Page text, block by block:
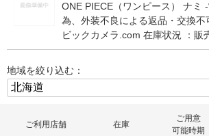
ONE PIECE（ワンピース） ナミ
為、外装不良による返品・交換不
ビックカメラ.com 在庫状況 ： 販
地域を絞り込む：
ご利用店舗 在庫
ご用意
可能時期